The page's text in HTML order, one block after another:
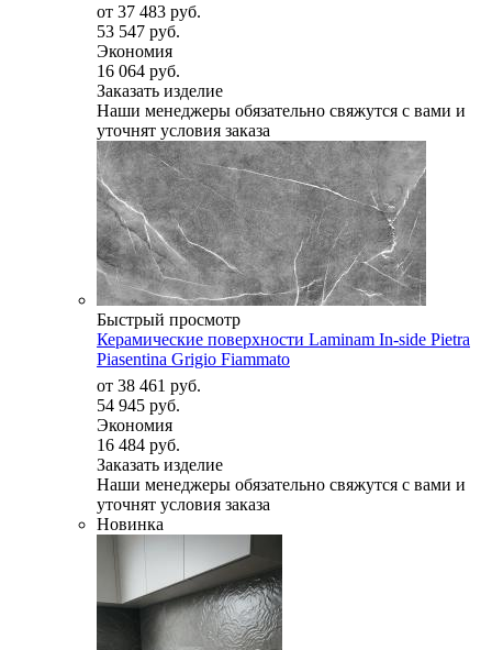
от 37 483 руб.
53 547 руб.
Экономия
16 064 руб.
Заказать изделие
Наши менеджеры обязательно свяжутся с вами и
уточнят условия заказа
Быстрый просмотр
Керамические поверхности Laminam In-side Pietra
Piasentina Grigio Fiammato
от 38 461 руб.
54 945 руб.
Экономия
16 484 руб.
Заказать изделие
Наши менеджеры обязательно свяжутся с вами и
уточнят условия заказа
Новинка